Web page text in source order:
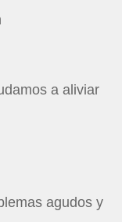
a aliviar
agudos y